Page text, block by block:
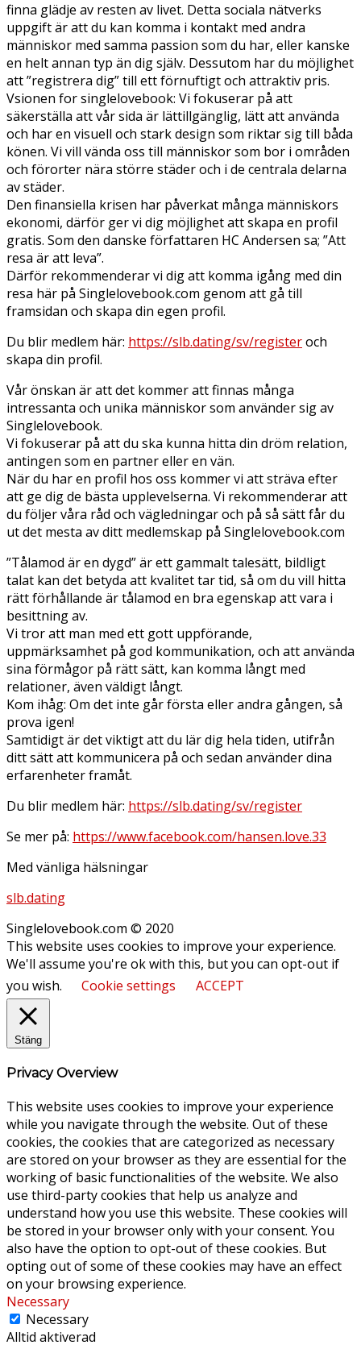
finna glädje av resten av livet. Detta sociala nätverks
uppgift är att du kan komma i kontakt med andra
människor med samma passion som du har, eller kanske
en helt annan typ än dig själv. Dessutom har du möjlighet
att ”registrera dig” till ett förnuftigt och attraktiv pris.
Vsionen for singlelovebook: Vi fokuserar på att
säkerställa att vår sida är lättillgänglig, lätt att använda
och har en visuell och stark design som riktar sig till båda
könen. Vi vill vända oss till människor som bor i områden
och förorter nära större städer och i de centrala delarna
av städer.
Den finansiella krisen har påverkat många människors
ekonomi, därför ger vi dig möjlighet att skapa en profil
gratis. Som den danske författaren HC Andersen sa; ”Att
resa är att leva”.
Därför rekommenderar vi dig att komma igång med din
resa här på Singlelovebook.com genom att gå till
framsidan och skapa din egen profil.
Du blir medlem här: https://slb.dating/sv/registeroch
skapa din profil.
Vår önskan är att det kommer att finnas många
intressanta och unika människor som använder sig av
Singlelovebook.
Vi fokuserar på att du ska kunna hitta din dröm relation,
antingen som en partner eller en vän.
När du har en profil hos oss kommer vi att sträva efter
att ge dig de bästa upplevelserna. Vi rekommenderar att
du följer våra råd och vägledningar och på så sätt får du
ut det mesta av ditt medlemskap på Singlelovebook.com
”Tålamod är en dygd” är ett gammalt talesätt, bildligt
talat kan det betyda att kvalitet tar tid, så om du vill hitta
rätt förhållande är tålamod en bra egenskap att vara i
besittning av.
Vi tror att man med ett gott uppförande,
uppmärksamhet på god kommunikation, och att använda
sina förmågor på rätt sätt, kan komma långt med
relationer, även väldigt långt.
Kom ihåg: Om det inte går första eller andra gången, så
prova igen!
Samtidigt är det viktigt att du lär dig hela tiden, utifrån
ditt sätt att kommunicera på och sedan använder dina
erfarenheter framåt.
Du blir medlem här: https://slb.dating/sv/register
Se mer på: https://www.facebook.com/hansen.love.33
Med vänliga hälsningar
slb.dating
Singlelovebook.com © 2020
This website uses cookies to improve your experience.
We'll assume you're ok with this, but you can opt-out if
you wish.
Cookie settings ACCEPT
Stäng
Privacy Overview
This website uses cookies to improve your experience
while you navigate through the website. Out of these
cookies, the cookies that are categorized as necessary
are stored on your browser as they are essential for the
working of basic functionalities of the website. We also
use third-party cookies that help us analyze and
understand how you use this website. These cookies will
be stored in your browser only with your consent. You
also have the option to opt-out of these cookies. But
opting out of some of these cookies may have an effect
on your browsing experience.
Necessary
Necessary
Alltid aktiverad